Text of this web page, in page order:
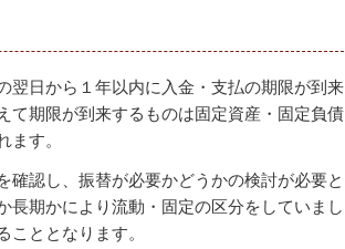
翌日から１年以内に入金・支払の期限が到来
て期限が到来するものは固定資産・固定負債
ます。
確認し、振替が必要かどうかの検討が必要と
長期かにより流動・固定の区分をしていまし
ととなります。